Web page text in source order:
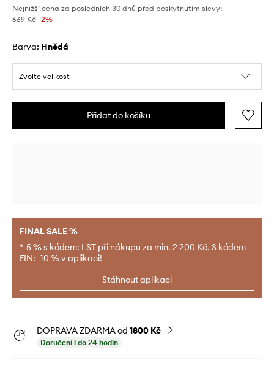
Nejnižší cena za posledních 30 dnů před poskytnutím slevy:
669 Kč -2%
Barva: hnědá
Zvolte velikost
Přidat do košíku
FINAL SALE %
*-5 % s kódem: LST při nákupu za min. 2 200 Kč. S kódem
FIN: -10 % v aplikaci!
Stáhnout aplikaci
DOPRAVA ZDARMA od 1800 Kč
Doručení i do 24 hodin